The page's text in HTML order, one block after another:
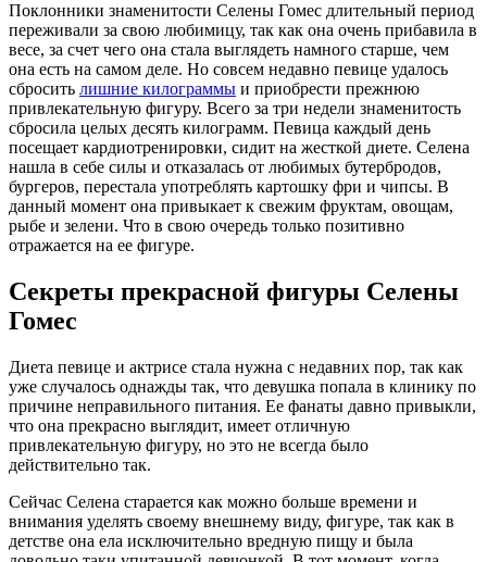
Поклонники знаменитости Селены Гомес длительный период
переживали за свою любимицу, так как она очень прибавила в
весе, за счет чего она стала выглядеть намного старше, чем
она есть на самом деле. Но совсем недавно певице удалось
сбросить лишние килограммы и приобрести прежнюю
привлекательную фигуру. Всего за три недели знаменитость
сбросила целых десять килограмм. Певица каждый день
посещает кардиотренировки, сидит на жесткой диете. Селена
нашла в себе силы и отказалась от любимых бутербродов,
бургеров, перестала употреблять картошку фри и чипсы. В
данный момент она привыкает к свежим фруктам, овощам,
рыбе и зелени. Что в свою очередь только позитивно
отражается на ее фигуре.
Секреты прекрасной фигуры Селены
Гомес
Диета певице и актрисе стала нужна с недавних пор, так как
уже случалось однажды так, что девушка попала в клинику по
причине неправильного питания. Ее фанаты давно привыкли,
что она прекрасно выглядит, имеет отличную
привлекательную фигуру, но это не всегда было
действительно так.
Сейчас Селена старается как можно больше времени и
внимания уделять своему внешнему виду, фигуре, так как в
детстве она ела исключительно вредную пищу и была